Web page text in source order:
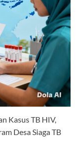
Kasus TB HIV,
Desa Siaga TB